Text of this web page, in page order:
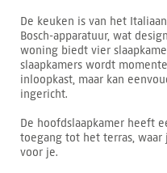
De keuken is van het
Bosch-apparatuur, wat
woning biedt vier
slaapkamers wordt
inloopkast, maar kan
ingericht.
De hoofdslaapkamer heeft
toegang tot het terras,
voor je.